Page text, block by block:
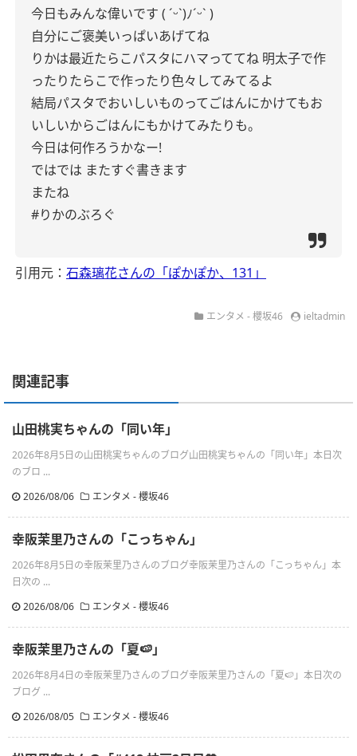
今日もみんな偉いです ( ˊᵕˋ)ﾉˊᵕˋ )
自分にご褒美いっぱいあげてね
りかは最近たらこパスタにハマっててね 明太子で作
ったりたらこで作ったり色々してみてるよ
結局パスタでおいしいものってごはんにかけてもお
いしいからごはんにもかけてみたりも。
今日は何作ろうかなー!
ではでは またすぐ書きます
またね
#りかのぶろぐ
引用元： 石森璃花さんの「ぽかぽか、131」
エンタメ - 櫻坂46 ieltadmin
関連記事
山田桃実ちゃんの「同い年」
2026年8月5日の山田桃実ちゃんのブログ山田桃実ちゃんの「同い年」本日次
のブロ ...
2026/08/06
エンタメ - 櫻坂46
幸阪茉里乃さんの「こっちゃん」
2026年8月5日の幸阪茉里乃さんのブログ幸阪茉里乃さんの「こっちゃん」本
日次の ...
2026/08/06
エンタメ - 櫻坂46
幸阪茉里乃さんの「夏🍉」
2026年8月4日の幸阪茉里乃さんのブログ幸阪茉里乃さんの「夏🍉」本日次の
ブログ ...
2026/08/05
エンタメ - 櫻坂46